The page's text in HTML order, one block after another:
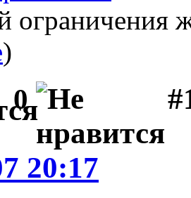
ограничения
)
0
20:17